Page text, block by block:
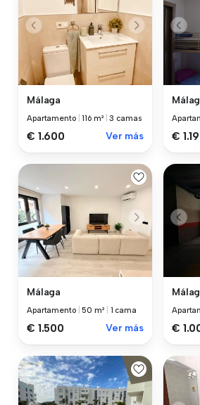
Málaga
Apartamento |116 m² |3 camas
€ 1.600 Ver más €
Málaga
Apartamento |50 m² 1 cama
€ 1.500 Ver más €